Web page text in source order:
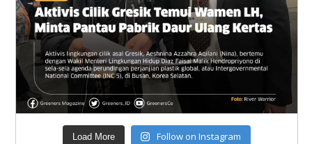
Load More Follow on Instagram